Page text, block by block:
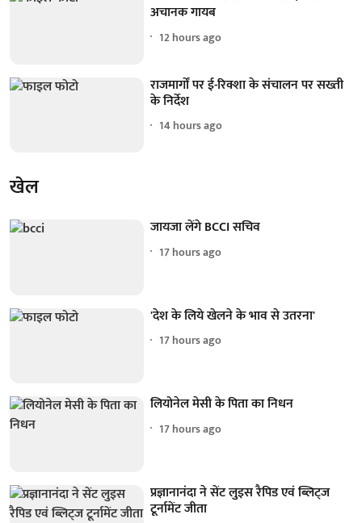
अचानक गायब
12 hours ago
राजमार्गों पर ई-रिक्शा के संचालन पर सख्ती
के निर्देश
14 hours ago
खेल
जायजा लेंगे BCCI सचिव
17 hours ago
'देश के लिये खेलने के भाव से उतरना'
17 hours ago
लियोनेल मेसी के पिता का निधन
17 hours ago
प्रज्ञानानंदा ने सेंट लुइस रैपिड एवं ब्लिट्ज
टूर्नामेंट जीता